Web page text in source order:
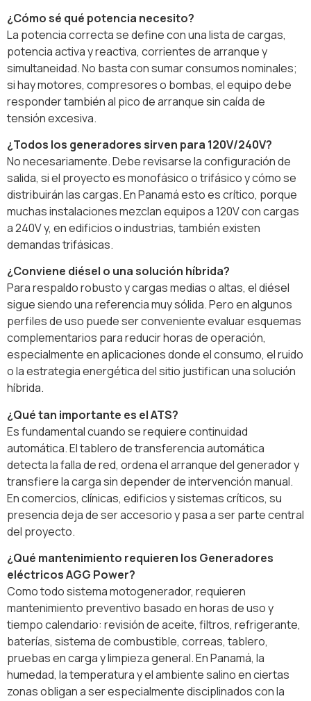
¿Cómo sé qué potencia necesito?
La potencia correcta se define con una lista de cargas,
potencia activa y reactiva, corrientes de arranque y
simultaneidad. No basta con sumar consumos nominales;
si hay motores, compresores o bombas, el equipo debe
responder también al pico de arranque sin caída de
tensión excesiva.
¿Todos los generadores sirven para 120V/240V?
No necesariamente. Debe revisarse la configuración de
salida, si el proyecto es monofásico o trifásico y cómo se
distribuirán las cargas. En Panamá esto es crítico, porque
muchas instalaciones mezclan equipos a 120V con cargas
a 240V y, en edificios o industrias, también existen
demandas trifásicas.
¿Conviene diésel o una solución híbrida?
Para respaldo robusto y cargas medias o altas, el diésel
sigue siendo una referencia muy sólida. Pero en algunos
perfiles de uso puede ser conveniente evaluar esquemas
complementarios para reducir horas de operación,
especialmente en aplicaciones donde el consumo, el ruido
o la estrategia energética del sitio justifican una solución
híbrida.
¿Qué tan importante es el ATS?
Es fundamental cuando se requiere continuidad
automática. El tablero de transferencia automática
detecta la falla de red, ordena el arranque del generador y
transfiere la carga sin depender de intervención manual.
En comercios, clínicas, edificios y sistemas críticos, su
presencia deja de ser accesorio y pasa a ser parte central
del proyecto.
¿Qué mantenimiento requieren los Generadores
eléctricos AGG Power?
Como todo sistema motogenerador, requieren
mantenimiento preventivo basado en horas de uso y
tiempo calendario: revisión de aceite, filtros, refrigerante,
baterías, sistema de combustible, correas, tablero,
pruebas en carga y limpieza general. En Panamá, la
humedad, la temperatura y el ambiente salino en ciertas
zonas obligan a ser especialmente disciplinados con la